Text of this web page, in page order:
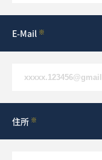
E-Mail ※
住所 ※